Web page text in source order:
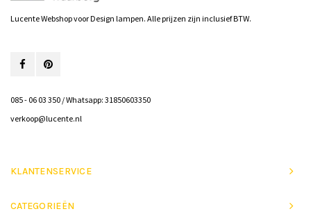
Lucente Webshop voor Design lampen. Alle prijzen zijn inclusief BTW.
085 - 06 03 350 / Whatsapp: 31850603350
verkoop@lucente.nl
KLANTENSERVICE
CATEGORIEËN